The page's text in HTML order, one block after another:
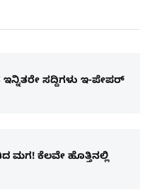
ಇನ್ನಿತರೇ ಸದ್ದಿಗಳು ಇ-ಪೇಪರ್​​​
ಮಗ! ಕೆಲವೇ ಹೊತ್ತಿನಲ್ಲಿ